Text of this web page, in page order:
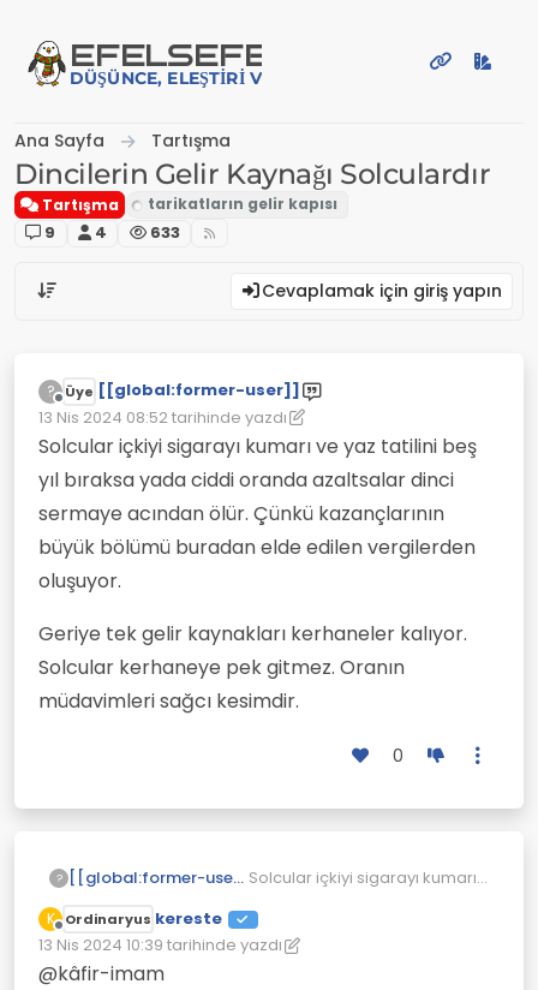
EFELSEFE
DÜŞÜNCE, ELEŞTIRI VE PAYLAŞIM PLATFORMU
Ana Sayfa Tartışma
Dincilerin Gelir Kaynağı Solculardır
Tartışma
9
4 633
Cevaplamak için giriş yapın
?
Çevrimdışı
Üye [[global:former-user]]
13 Nis 2024 08:52tarihinde yazdı
Son düzenleyen: [[global:former-user]]
Solcular içkiyi sigarayı kumarı ve yaz tatilini beş
yıl bıraksa yada ciddi oranda azaltsalar dinci
sermaye acından ölür. Çünkü kazançlarının
büyük bölümü buradan elde edilen vergilerden
oluşuyor.
Geriye tek gelir kaynakları kerhaneler kalıyor.
Solcular kerhaneye pek gitmez. Oranın
müdavimleri sağcı kesimdir.
0
? [[global:former-user]] Solcular içkiyi sigarayı kumarı
yada ciddi oranda azaltsalar
dinci sermaye acından ölür.
Geriye tek gelir kaynakları
kerhaneler kalıyor. Solcular
K
Çevrimdışı
Ordinaryus kereste
13 Nis 2024 10:39 tarihinde yazdı
Son düzenleyen: kereste
@kâfir-imam